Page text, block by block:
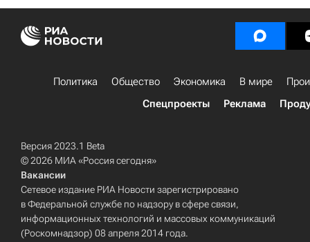
Политика Общество Экономика В мире
Спецпроекты
Реклама
Версия 2023.1 Beta
© 2026 МИА «Россия сегодня»
Вакансии
Сетевое издание РИА Новости зарегистрировано
в Федеральной службе по надзору в сфере связи,
информационных технологий и массовых коммуникаций
(Роскомнадзор) 08 апреля 2014 года.